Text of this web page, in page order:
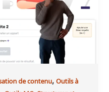
de contenu,Outils à